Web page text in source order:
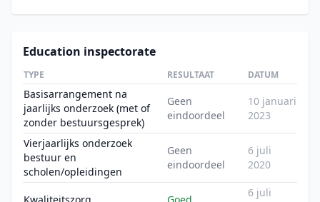
Education inspectorate
TYPE RESULTAAT DATUM
Basisarrangement na
jaarlijks onderzoek (met of
zonder bestuursgesprek)
Geen
eindoordeel
10 januari
2023
Vierjaarlijks onderzoek
bestuur en
scholen/opleidingen
Geen
eindoordeel
6 juli
2020
Kwaliteitszorg Goed
6 juli